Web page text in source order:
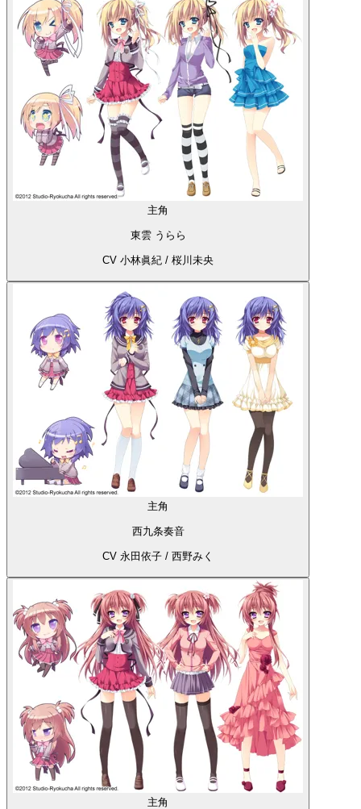
主角
東雲 うらら
CV 小林眞紀 / 桜川未央
主角
西九条奏音
CV 永田依子 / 西野みく
主角